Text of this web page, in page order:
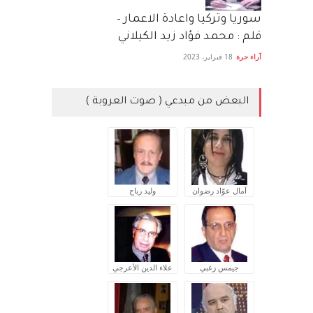
سوريا وتركيا واعادة الاعمار –
قلم : محمد فؤاد زيد الكيلاني
آراء حرة 18 فبراير، 2023
البعض من مبدعي ( صوت العروبة )
آمال عوّاد رضوان وليد رباح
جيمس زغبي علاء الدين الأعرجي